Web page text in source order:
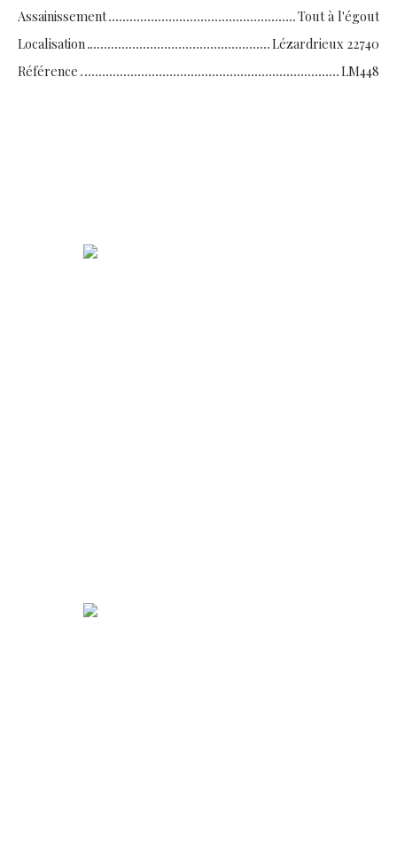
Assainissement
Tout à l'égout
Localisation
Lézardrieux 22740
Référence
LM448